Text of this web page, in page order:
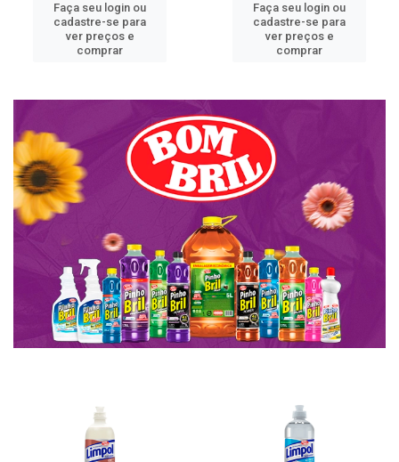
Faça seu login ou
cadastre-se para
ver preços e
comprar
Faça seu login ou
cadastre-se para
ver preços e
comprar